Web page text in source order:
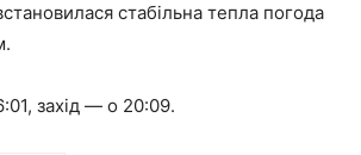
стабільна тепла погода
захід — о 20:09.